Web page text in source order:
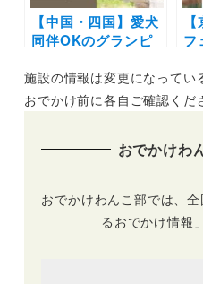
【中国・四国】愛犬
同伴OKのグランピ
シャンビューやダム
ビューを楽しめる！
付きの施設も♪
フ
子
き
施設の情報は変更になってい
おでかけ前に各自ご確認くだ
おでかけわ
おでかけわんこ部では、
るおでかけ情報